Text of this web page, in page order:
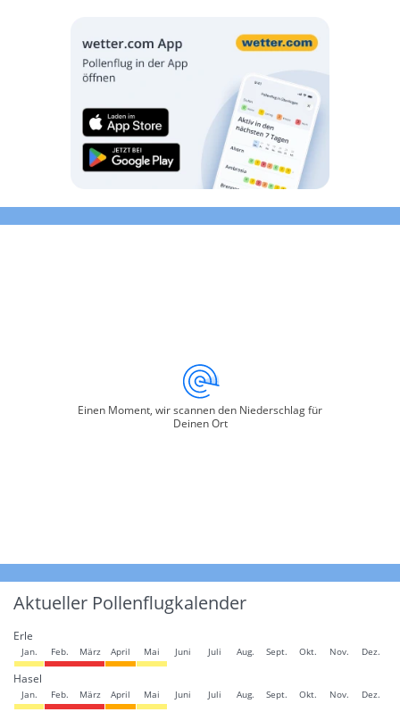
Einen Moment, wir scannen den Niederschlag für
Deinen Ort
Aktueller Pollenflugkalender
Erle
Jan. Feb. März April Mai Juni Juli Aug. Sept. Okt. Nov. Dez.
Hasel
Jan. Feb. März April Mai Juni Juli Aug. Sept. Okt. Nov. Dez.